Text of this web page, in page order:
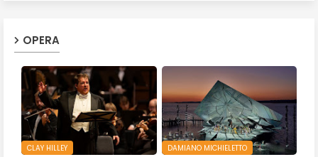
OPERA
CLAY HILLEY DAMIANO MICHIELETTO